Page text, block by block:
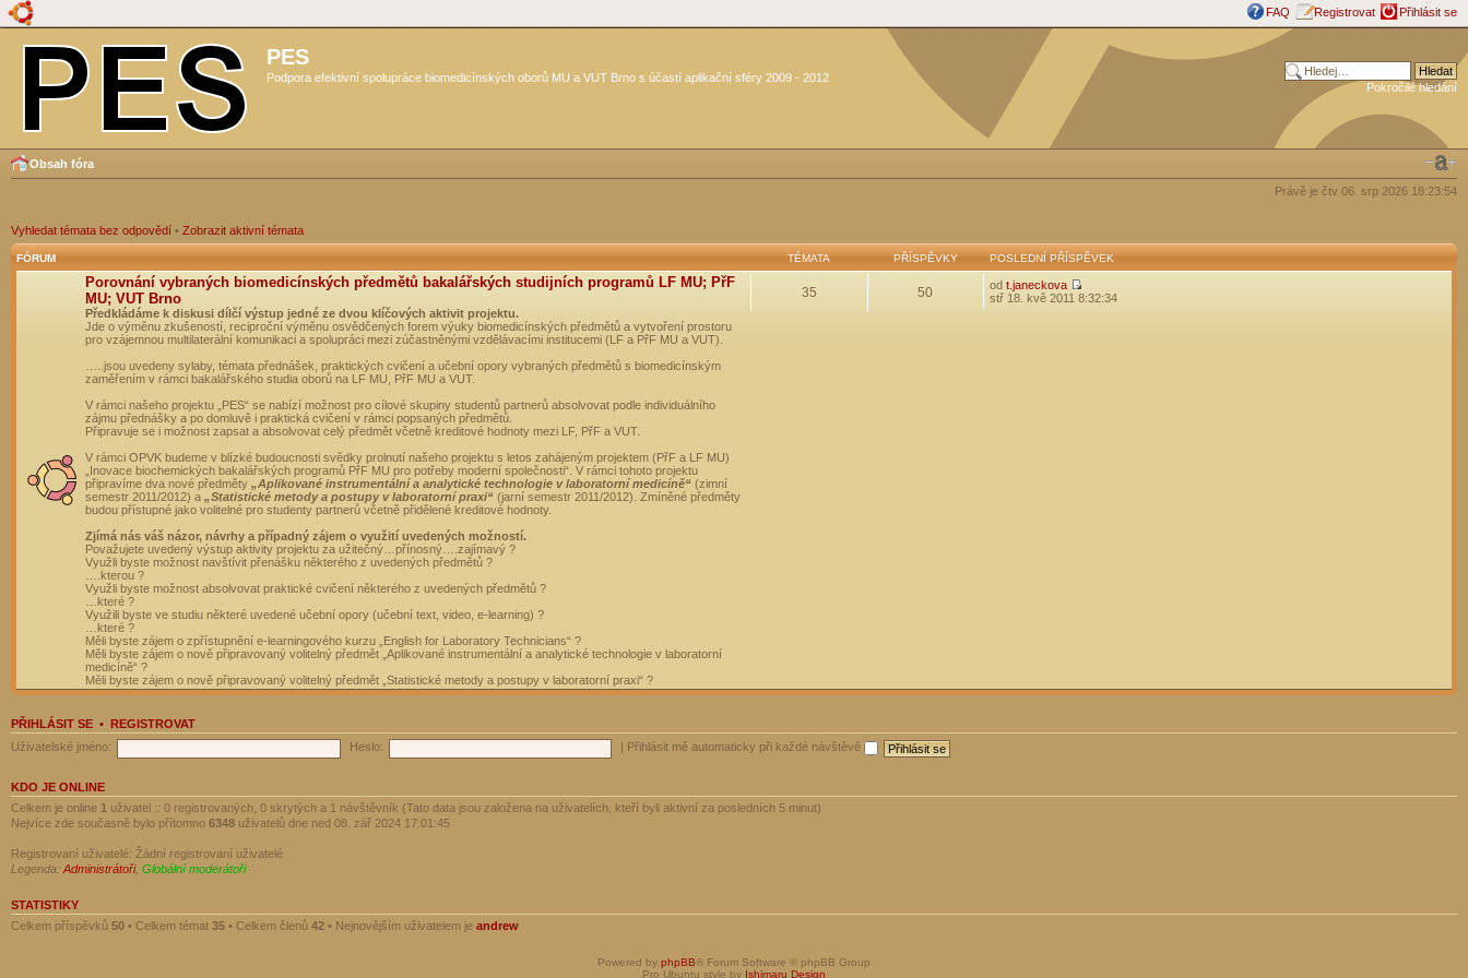
FAQ Registrovat Přihlásit se
PES
Podpora efektivní spolupráce biomedicínských oborů MU a VUT Brno s účastí aplikační sféry 2009 - 2012
Pokročilé hledání
Obsah fóra
Právě je čtv 06. srp 2026 18:23:54
Vyhledat témata bez odpovědí • Zobrazit aktivní témata
FÓRUM TÉMATA PŘÍSPĚVKY POSLEDNÍ PŘÍSPĚVEK
Porovnání vybraných biomedicínských předmětů bakalářských studijních programů LF MU; PřF
MU; VUT Brno
Předkládáme k diskusi dílčí výstup jedné ze dvou klíčových aktivit projektu.
Jde o výměnu zkušeností, reciproční výměnu osvědčených forem výuky biomedicínských předmětů a vytvoření prostoru
pro vzájemnou multilaterální komunikaci a spolupráci mezi zúčastněnými vzdělávacími institucemi (LF a PřF MU a VUT).
…..jsou uvedeny sylaby, témata přednášek, praktických cvičení a učební opory vybraných předmětů s biomedicínským
zaměřením v rámci bakalářského studia oborů na LF MU, PřF MU a VUT.
V rámci našeho projektu „PES“ se nabízí možnost pro cílové skupiny studentů partnerů absolvovat podle individuálního
zájmu přednášky a po domluvě i praktická cvičení v rámci popsaných předmětů.
Připravuje se i možnost zapsat a absolvovat celý předmět včetně kreditové hodnoty mezi LF, PřF a VUT.
V rámci OPVK budeme v blízké budoucnosti svědky prolnutí našeho projektu s letos zahájeným projektem (PřF a LF MU)
„Inovace biochemických bakalářských programů PřF MU pro potřeby moderní společnosti“. V rámci tohoto projektu
připravíme dva nové předměty „Aplikované instrumentální a analytické technologie v laboratorní medicíně“ (zimní
semestr 2011/2012) a „Statistické metody a postupy v laboratorní praxi“ (jarní semestr 2011/2012). Zmíněné předměty
budou přístupné jako volitelné pro studenty partnerů včetně přidělené kreditové hodnoty.
Zjímá nás váš názor, návrhy a případný zájem o využití uvedených možností.
Považujete uvedený výstup aktivity projektu za užitečný…přínosný….zajímavý ?
Využli byste možnost navštívit přenášku některého z uvedených předmětů ?
….kterou ?
Využli byste možnost absolvovat praktické cvičení některého z uvedených předmětů ?
…které ?
Využili byste ve studiu některé uvedené učební opory (učební text, video, e-learning) ?
…které ?
Měli byste zájem o zpřístupnění e-learningového kurzu „English for Laboratory Technicians“ ?
Měli byste zájem o nově připravovaný volitelný předmět „Aplikované instrumentální a analytické technologie v laboratorní
medicíně“ ?
Měli byste zájem o nově připravovaný volitelný předmět „Statistické metody a postupy v laboratorní praxi“ ?
35 50 od t.janeckova
stř 18. kvě 2011 8:32:34
PŘIHLÁSIT SE • REGISTROVAT
Uživatelské jméno:
Heslo: Přihlásit mě automaticky při každé návštěvě
KDO JE ONLINE
Celkem je online 1 uživatel :: 0 registrovaných, 0 skrytých a 1 návštěvník (Tato data jsou založena na uživatelích, kteří byli aktivní za posledních 5 minut)
Nejvíce zde současně bylo přítomno 6348 uživatelů dne ned 08. zář 2024 17:01:45
Registrovaní uživatelé: Žádní registrovaní uživatelé
Legenda: Administrátoři, Globální moderátoři
STATISTIKY
Celkem příspěvků 50 • Celkem témat 35 • Celkem členů 42 • Nejnovějším uživatelem je andrew
Powered by phpBB® Forum Software © phpBB Group
Pro Ubuntu style by Ishimaru Design